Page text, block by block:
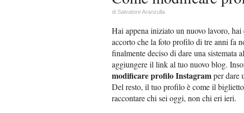
di Salvatore Aranzulla
Hai appena iniziato un nuovo lavoro,
accorto che la foto profilo di tre anni fa
finalmente deciso di dare una sistemata
aggiungere il link al tuo nuovo blog.
modificare profilo Instagramper dare
Del resto, il tuo profilo è come il
raccontare chi sei oggi, non chi eri ieri.